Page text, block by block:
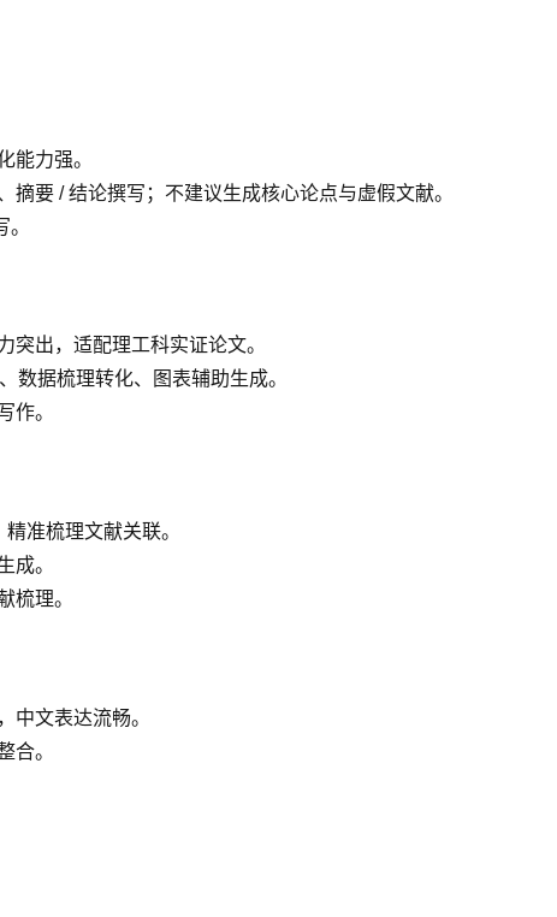
能力强。
要 / 结论撰写；不建议生成核心论点与虚假文献。
突出，适配理工科实证论文。
数据梳理转化、图表辅助生成。
作。
准梳理文献关联。
成。
梳理。
中文表达流畅。
合。